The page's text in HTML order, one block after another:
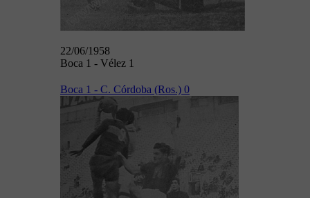
22/06/1958
Boca 1 - Vélez 1
Boca 1 - C. Córdoba (Ros.) 0